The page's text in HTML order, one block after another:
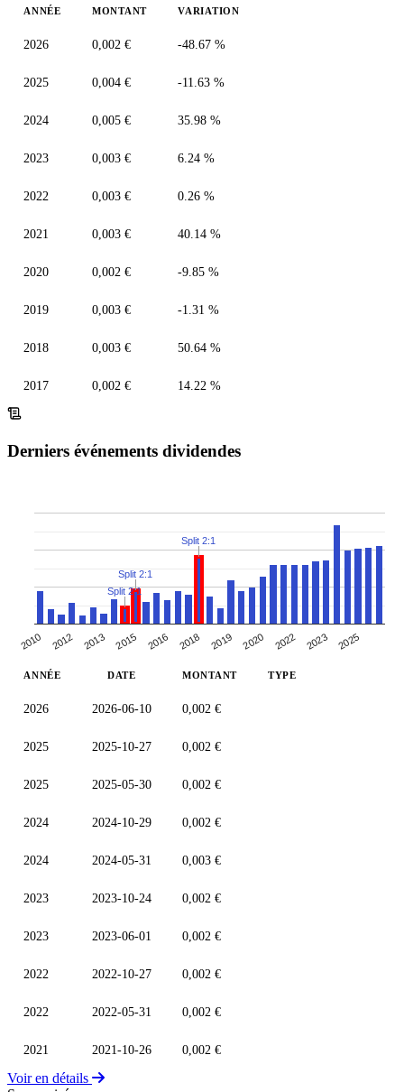
ANNÉE MONTANT VARIATION
2026 0,002 € -48.67 %
2025 0,004 € -11.63 %
2024 0,005 € 35.98 %
2023 0,003 € 6.24 %
2022 0,003 € 0.26 %
2021 0,003 € 40.14 %
2020 0,002 € -9.85 %
2019 0,003 € -1.31 %
2018 0,003 € 50.64 %
2017 0,002 € 14.22 %
Derniers événements dividendes
2010 2012 2013 2015 2016 2018 2019 2020 2022 2023 2025
Split 2:1
Split 2:1
Split 2:1
ANNÉE DATE MONTANT TYPE
2026 2026-06-10 0,002 €
2025 2025-10-27 0,002 €
2025 2025-05-30 0,002 €
2024 2024-10-29 0,002 €
2024 2024-05-31 0,003 €
2023 2023-10-24 0,002 €
2023 2023-06-01 0,002 €
2022 2022-10-27 0,002 €
2022 2022-05-31 0,002 €
2021 2021-10-26 0,002 €
Voir en détails